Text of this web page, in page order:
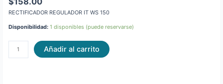
RECTIFICADOR REGULADOR IT WS 150
Disponibilidad: 1 disponibles (puede reservarse)
Añadir al carrito